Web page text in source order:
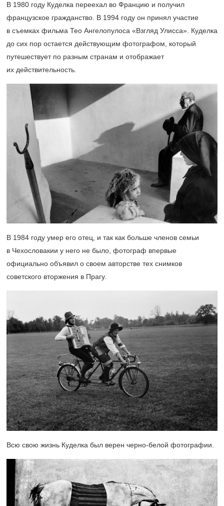
В 1980 году Куделка переехал во Францию и получил
французское гражданство. В 1994 году он принял участие
в съемках фильма Тео Ангелопулоса «Взгляд Улисса». Куделка
до сих пор остается действующим фотографом, который
путешествует по разным странам и отображает
их действительность.
В 1984 году умер его отец, и так как больше членов семьи
в Чехословакии у него не было, фотограф впервые
официально объявил о своем авторстве тех снимков
советского вторжения в Прагу.
Всю свою жизнь Куделка был верен черно-белой фотографии.